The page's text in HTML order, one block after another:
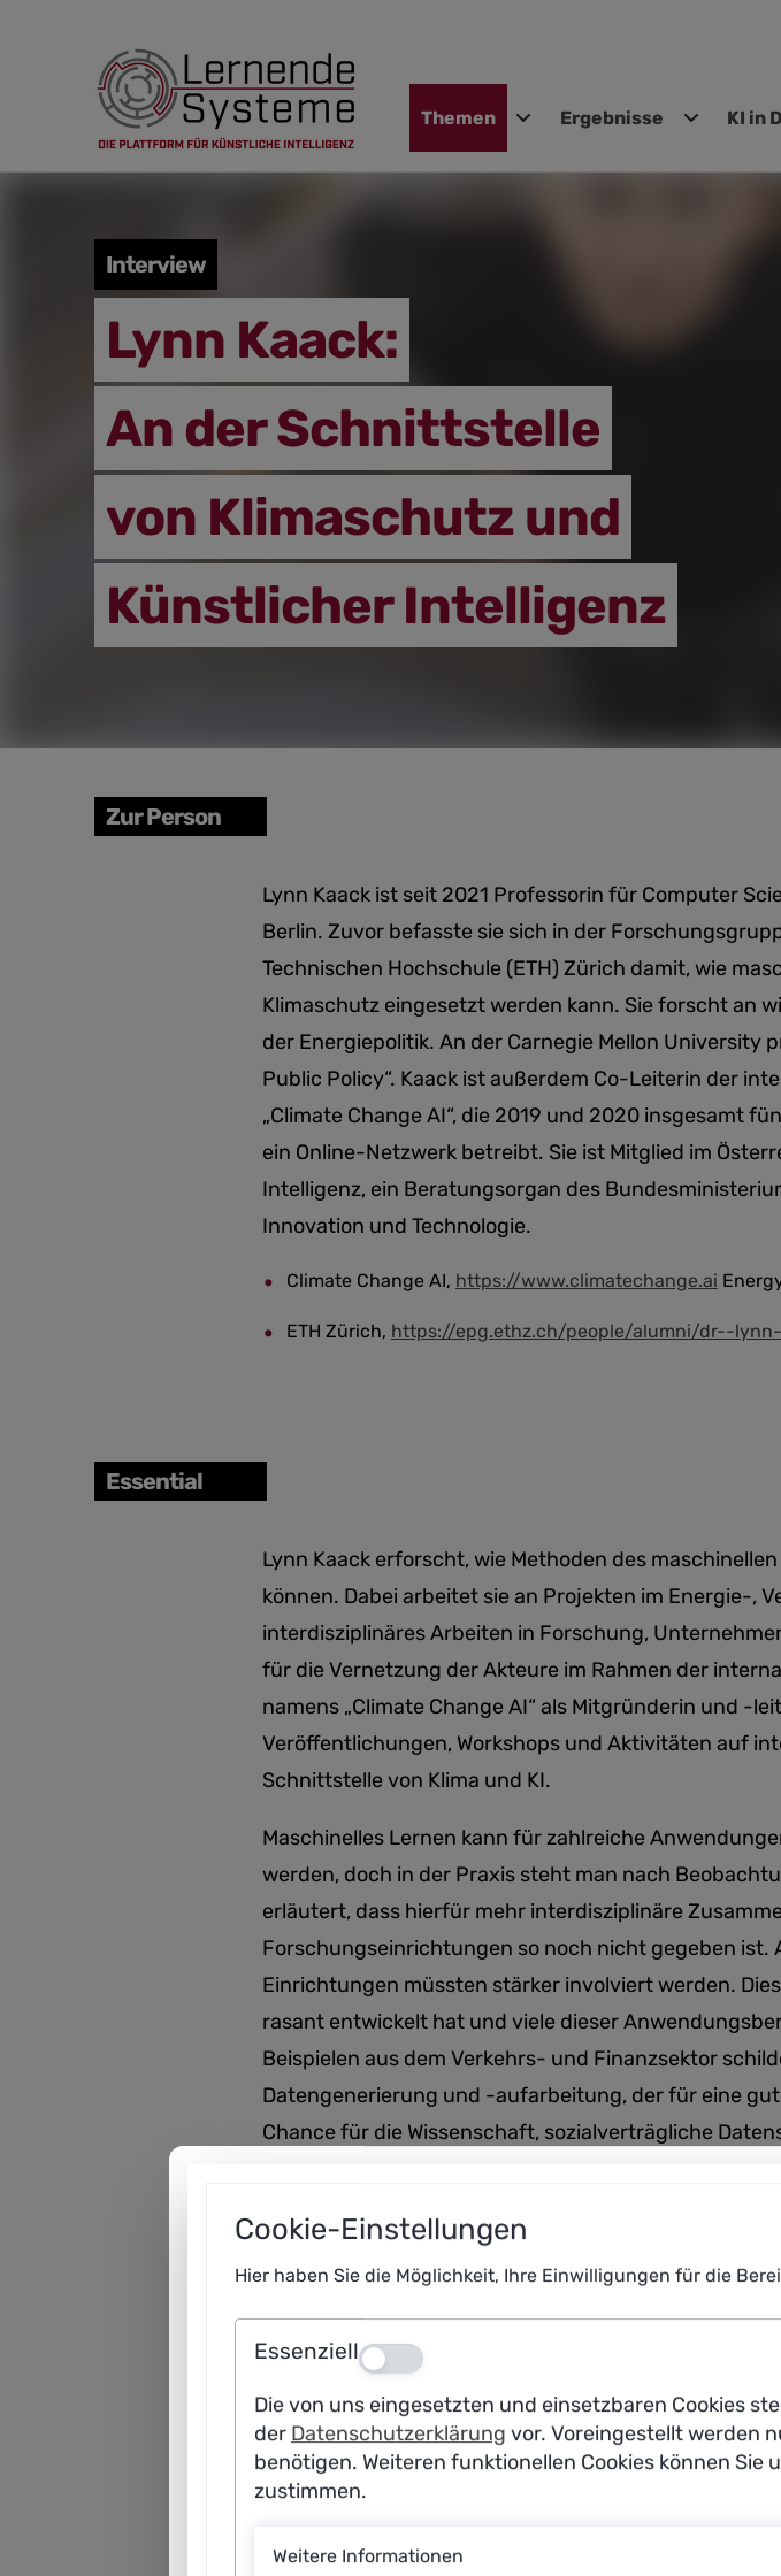
Hauptinhalt
Navigation
Themen Ergebnisse KI in
Interview
Lynn Kaack:
An der Schnittstelle
von Klimaschutz und
Künstlicher Intelligenz
Zur Person
Lynn Kaack ist seit 2021 Professorin für Computer
Berlin. Zuvor befasste sie sich in der
Technischen Hochschule (ETH) Zürich damit, wie
Klimaschutz eingesetzt werden kann. Sie forscht an
der Energiepolitik. An der Carnegie Mellon University
Public Policy“. Kaack ist außerdem Co-Leiterin der
„Climate Change AI“, die 2019 und 2020 insgesamt
ein Online-Netzwerk betreibt. Sie ist Mitglied im
Intelligenz, ein Beratungsorgan des
Innovation und Technologie.
Climate Change AI, https://www.climatechange.ai
ETH Zürich, https://epg.ethz.ch/people/alumni/dr--
Essential
Lynn Kaack erforscht, wie Methoden des
können. Dabei arbeitet sie an Projekten im Energie-,
interdisziplinäres Arbeiten in Forschung,
für die Vernetzung der Akteure im Rahmen der
namens „Climate Change AI“ als Mitgründerin und -
Veröffentlichungen, Workshops und Aktivitäten auf
Schnittstelle von Klima und KI.
Maschinelles Lernen kann für zahlreiche
werden, doch in der Praxis steht man nach
erläutert, dass hierfür mehr interdisziplinäre
Forschungseinrichtungen so noch nicht gegeben
Einrichtungen müssten stärker involviert werden.
rasant entwickelt hat und viele dieser
Beispielen aus dem Verkehrs- und Finanzsektor
Datengenerierung und -aufarbeitung, der für eine
Chance für die Wissenschaft, sozialverträgliche
Cookie-Einstellungen
Hier haben Sie die Möglichkeit, Ihre Einwilligungen für die
Essenziell Aus
Die von uns eingesetzten und einsetzbaren Cookies
der Datenschutzerklärung vor. Voreingestellt werden
benötigen. Weiteren funktionellen Cookies können
zustimmen.
Weitere Informationen